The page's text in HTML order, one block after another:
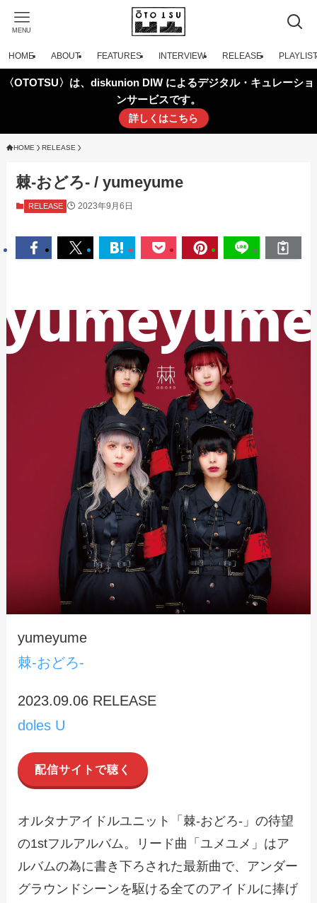
MENU
HOME ABOUT FEATURES INTERVIEW RELEASE PLAYLIST
〈OTOTSU〉は、diskunion DIW によるデジタル・キュレーショ
ンサービスです。
詳しくはこちら
HOME RELEASE
棘-おどろ- / yumeyume
RELEASE 2023年9月6日
yumeyume
棘-おどろ-
2023.09.06 RELEASE
doles U
配信サイトで聴く
オルタナアイドルユニット「棘-おどろ-」の待望
の1stフルアルバム。リード曲「ユメユメ」はア
ルバムの為に書き下ろされた最新曲で、アンダー
グラウンドシーンを駆ける全てのアイドルに捧げ